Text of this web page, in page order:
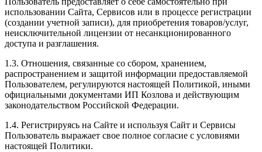
использовании Сайта, Сервисов или в процессе регистрации
(создании учетной записи), для приобретения товаров/услуг,
неисключительной лицензии от несанкционированного
доступа и разглашения.
1.3. Отношения, связанные со сбором, хранением,
распространением и защитой информации предоставляемой
Пользователем, регулируются настоящей Политикой, иными
официальными документами ИП Козловa и действующим
законодательством Российской Федерации.
1.4. Регистрируясь на Сайте и используя Сайт и Сервисы
Пользователь выражает свое полное согласие с условиями
настоящей Политики.